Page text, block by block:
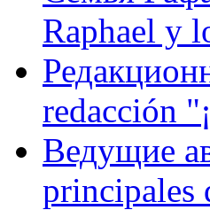
Raphael y
redacción
Ведущие
principales